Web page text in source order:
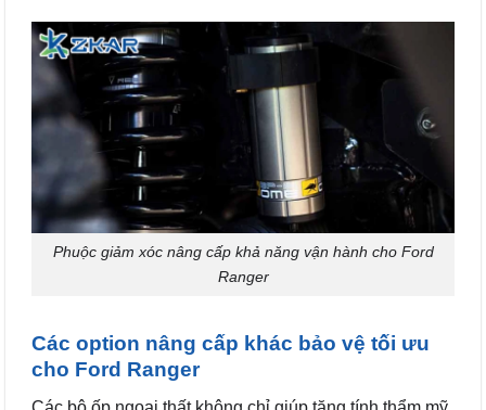
Phuộc giảm xóc nâng cấp khả năng vận hành cho Ford
Ranger
Các option nâng cấp khác bảo vệ tối ưu
cho Ford Ranger